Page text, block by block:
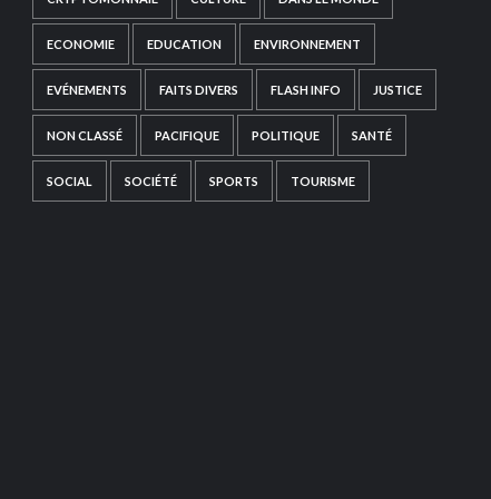
ECONOMIE EDUCATION ENVIRONNEMENT
EVÉNEMENTS FAITS DIVERS FLASH INFO JUSTICE
NON CLASSÉ PACIFIQUE POLITIQUE SANTÉ
SOCIAL SOCIÉTÉ SPORTS TOURISME